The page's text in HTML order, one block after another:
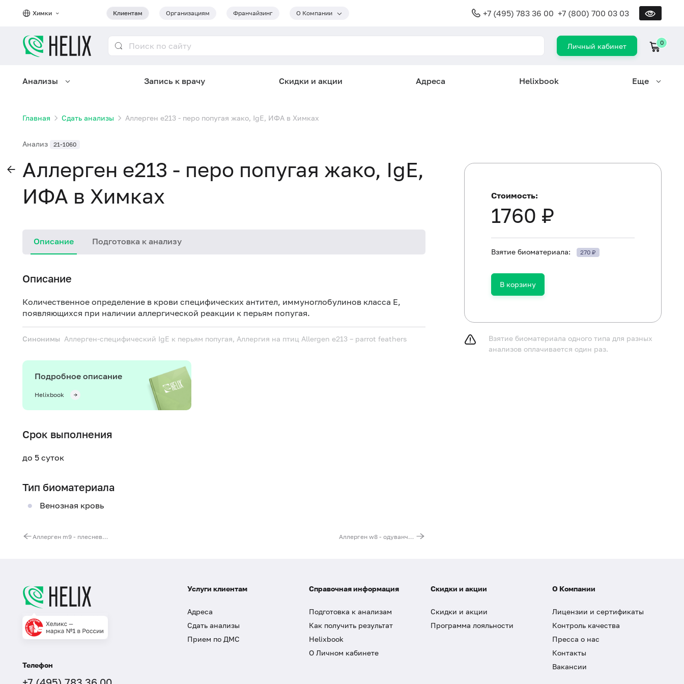
Химки Клиентам Организациям Франчайзинг О Компании +7 (495) 783 36 00 +7 (800) 700 03 03
Личный кабинет 0
Анализы Запись к врачу Скидки и акции Адреса Helixbook Еще
Главная Сдать анализы Аллерген e213 - перо попугая жако, IgE, ИФА в Химках
Анализ 21-1060
Аллерген e213 - перо попугая жако, IgE,
ИФА в Химках
Описание Подготовка к анализу
Описание
Количественное определение в крови специфических антител, иммуноглобулинов класса E,
появляющихся при наличии аллергической реакции к перьям попугая.
Синонимы Аллерген-специфический IgE к перьям попугая, Аллергия на птиц Allergen e213 – parrot feathers
Подробное описание
Helixbook
Срок выполнения
до 5 суток
Тип биоматериала
Венозная кровь
Аллерген m9 - плесневый гриб Fusarium proliferatum (F. moniliforme), IgE, ИФА Аллерген w8 - одуванчик, IgE, ИФА
Не курить в течение 30 минут до исследования.
Стоимость:
1760 ₽
Взятие биоматериала: 270 ₽
В корзину
Взятие биоматериала одного типа для разных
анализов оплачивается один раз.
Телефон
Услуги клиентам
Адреса
Сдать анализы
Прием по ДМС
Справочная информация
Подготовка к анализам
Как получить результат
Helixbook
О Личном кабинете
Скидки и акции
Скидки и акции
Программа лояльности
О Компании
Лицензии и сертификаты
Контроль качества
Пресса о нас
Контакты
Вакансии